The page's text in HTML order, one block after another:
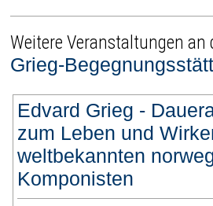
Weitere Veranstaltungen an
Grieg-
Edvard Grieg -
zum Leben und
weltbekannten
Komponisten